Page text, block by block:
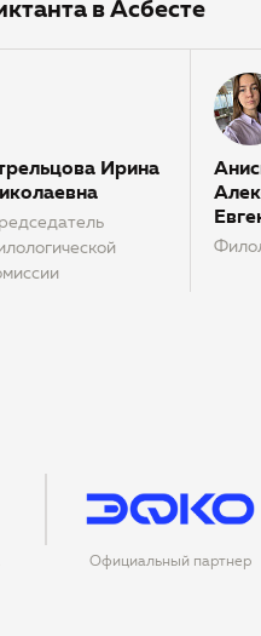
в Асбесте
Ирина
Официальный партнер